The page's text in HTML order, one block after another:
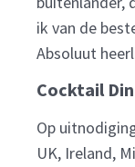
ik van de
Absoluut
Cocktail
Op
UK, Ireland,